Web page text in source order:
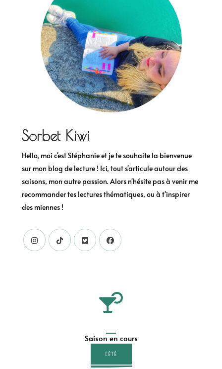
Sorbet Kiwi
Hello, moi c'est Stéphanie et je te souhaite la bienvenue
sur mon blog de lecture ! Ici, tout s'articule autour des
saisons, mon autre passion. Alors n'hésite pas à venir me
recommander tes lectures thématiques, ou à t'inspirer
des miennes !
Saison en cours
L'ÉTÉ